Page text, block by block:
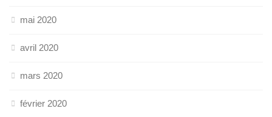
mai 2020
avril 2020
mars 2020
février 2020